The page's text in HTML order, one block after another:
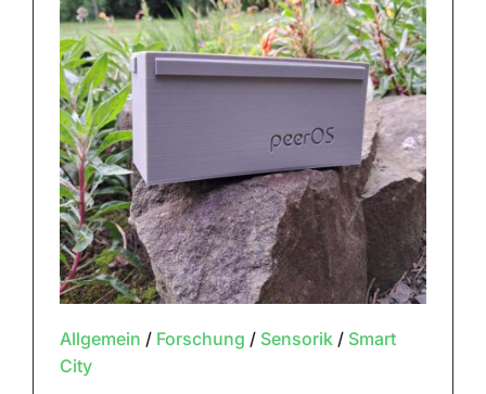
Allgemein / Forschung / Sensorik/ Smart
City